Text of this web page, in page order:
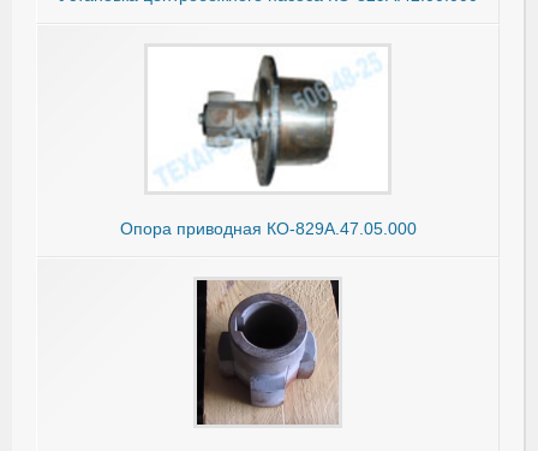
Опора приводная КО-829А.47.05.000